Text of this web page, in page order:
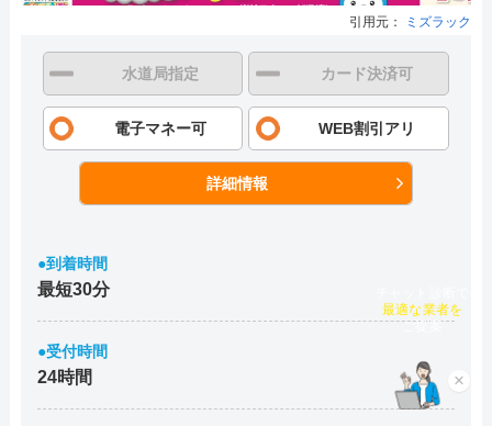
引用元： ミズラック
水道局指定 カード決済可
電子マネー可 WEB割引アリ
詳細情報
●到着時間
最短30分
●受付時間
24時間 ×
最適な業者を